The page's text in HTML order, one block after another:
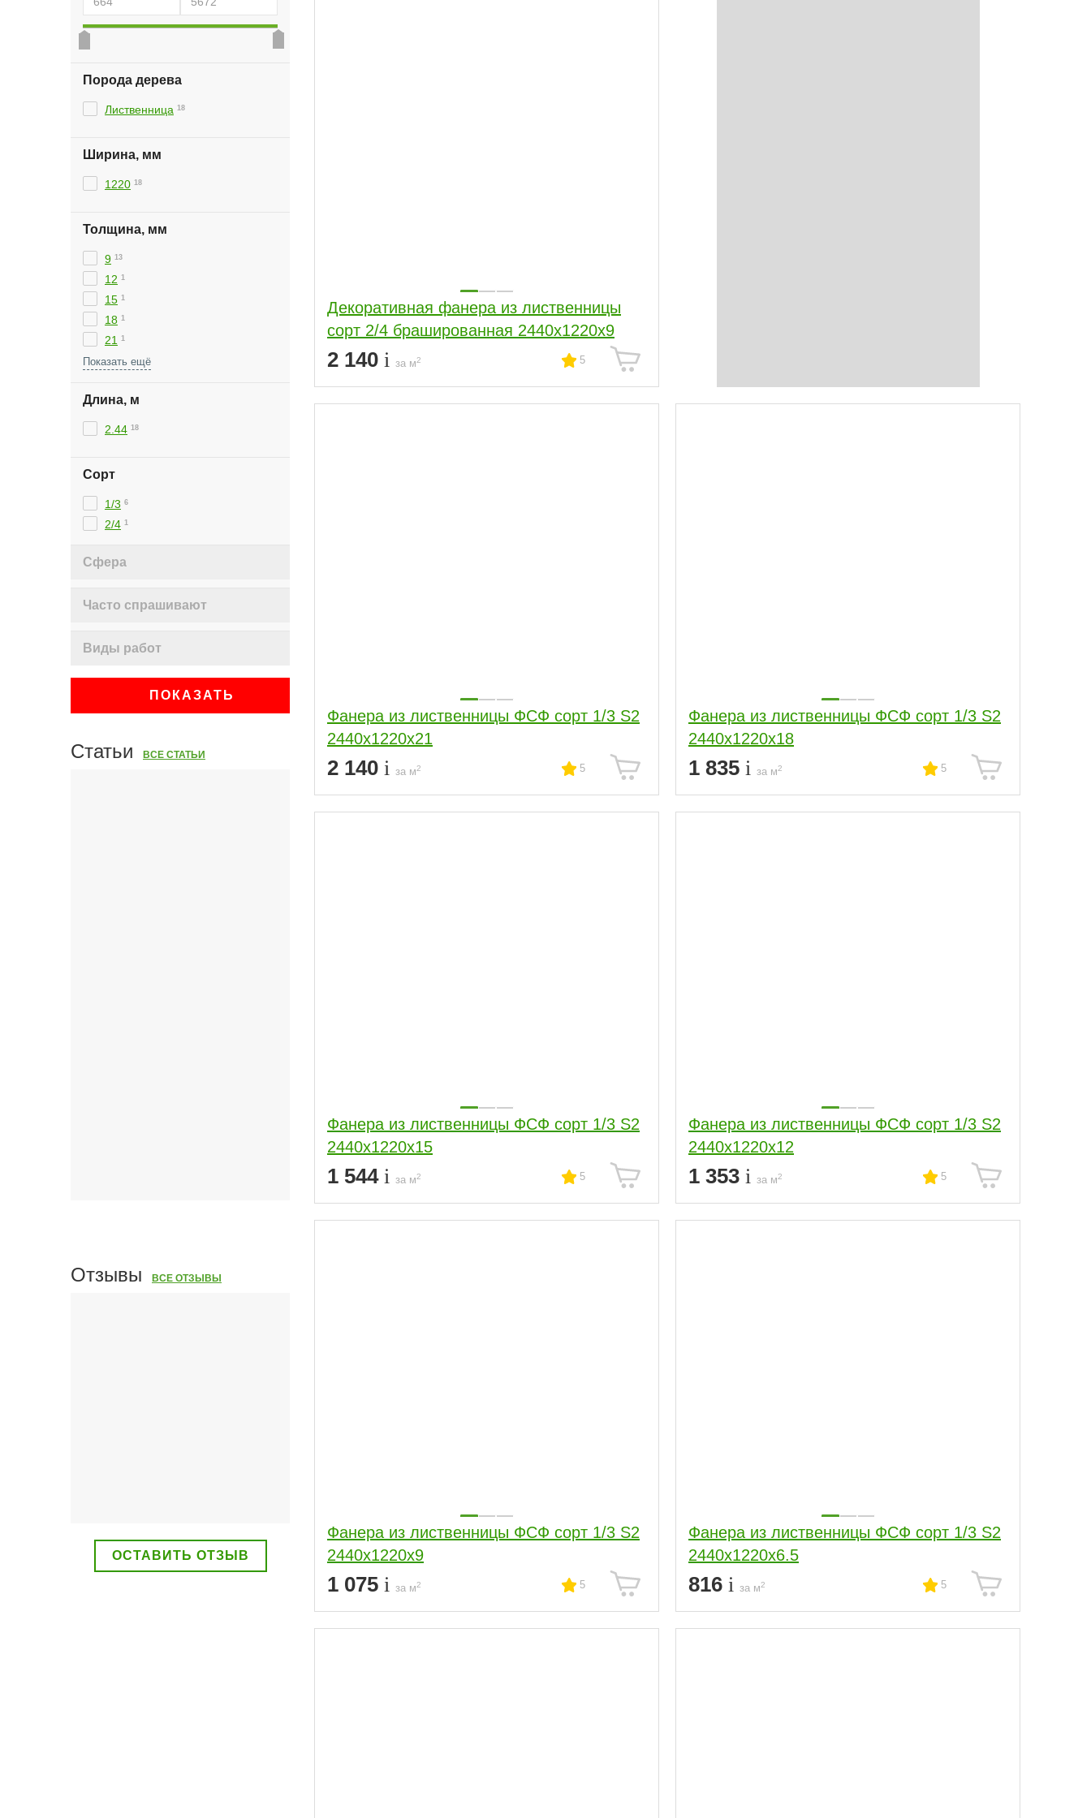
Порода дерева
Лиственница 18
Ширина, мм
1220 18
Толщина, мм
9 13
12 1
15 1
18 1
21 1
Длина, м
2.44 18
Сорт
1/3 6
2/4 1
Сфера
Часто спрашивают
Виды работ
ПОКАЗАТЬ
Статьи ВСЕ СТАТЬИ
Отзывы ВСЕ ОТЗЫВЫ
ОСТАВИТЬ ОТЗЫВ
Декоративная фанера из лиственницы
сорт 2/4 брашированная 2440х1220х9
2 140 за м2 5
Фанера из лиственницы ФСФ сорт 1/3 S2
2440х1220х21
2 140 за м2 5
Фанера из лиственницы ФСФ сорт 1/3 S2
2440х1220х18
1 835 за м2 5
Фанера из лиственницы ФСФ сорт 1/3 S2
2440х1220х15
1 544 за м2 5
Фанера из лиственницы ФСФ сорт 1/3 S2
2440х1220х12
1 353 за м2 5
Фанера из лиственницы ФСФ сорт 1/3 S2
2440х1220х9
1 075 за м2 5
Фанера из лиственницы ФСФ сорт 1/3 S2
2440х1220х6.5
816 за м2 5